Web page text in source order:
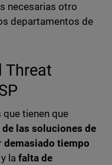
necesarias otro
departamentos de
Threat
tienen que
de las soluciones de
demasiado tiempo
y lafalta de